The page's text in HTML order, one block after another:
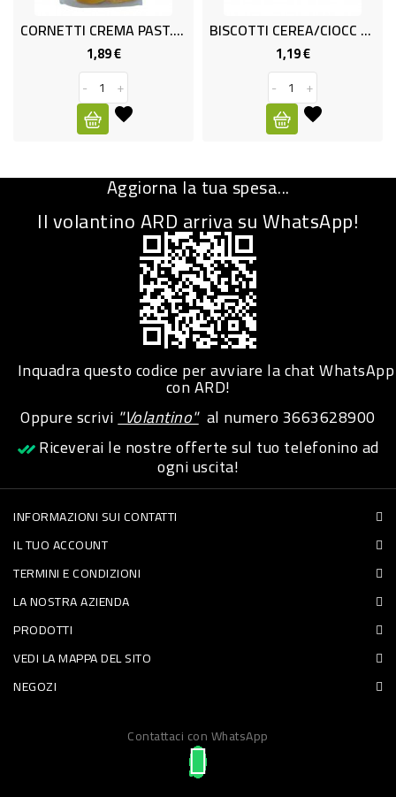
CURA
IGIENICO
SANITARI
PERSONA
PUERICULTURA
PET
PET
FOOD
FRESCHI
PIATTI
PRONTI
E
CONDIMENTI
CORNETTI CREMA PAST.320gr
1,89 €Prezzo
-
+
BISCOTTI CEREA/CIOCC GR250 SFO
1,19 €Prezzo
-
+
Aggiorna la tua spesa...
Il volantino ARD arriva su WhatsApp!
Inquadra questo codice per avviare la chat WhatsApp
con ARD!
Oppure scrivi"Volantino"al numero3663628900
Riceverai le nostre offerte sul tuo telefonino ad
ogni uscita!
INFORMAZIONI SUI CONTATTI
IL TUO ACCOUNT
TERMINI E CONDIZIONI
LA NOSTRA AZIENDA
PRODOTTI
VEDI LA MAPPA DEL SITO
NEGOZI
Contattaci con WhatsApp